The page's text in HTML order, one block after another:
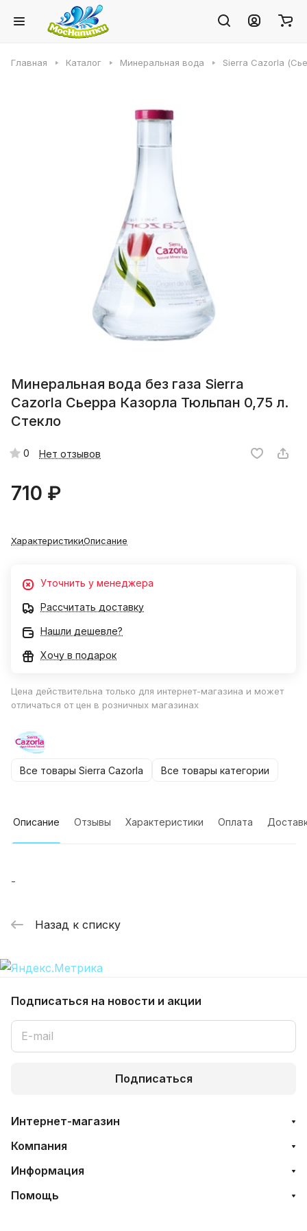
Главная Каталог Минеральная вода Sierra Cazorla
Минеральная вода без газа Sierra
Cazorla Сьерра Казорла Тюльпан 0,75 л.
Стекло
0 Нет отзывов
710 ₽
ХарактеристикиОписание
Уточнить у менеджера
Рассчитать доставку
Нашли дешевле?
Хочу в подарок
Цена действительна только для интернет-магазина и может
отличаться от цен в розничных магазинах
Все товары Sierra Cazorla Все товары категории
Описание Отзывы Характеристики Оплата
-
Назад к списку
Подписаться на новости и акции
Подписаться
Интернет-магазин
Компания
Информация
Помощь